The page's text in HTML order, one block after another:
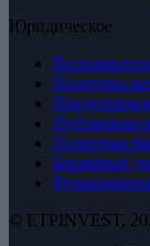
Юридическое
Политика
Публичная
Политика
Биржевые
© ETPINVEST,